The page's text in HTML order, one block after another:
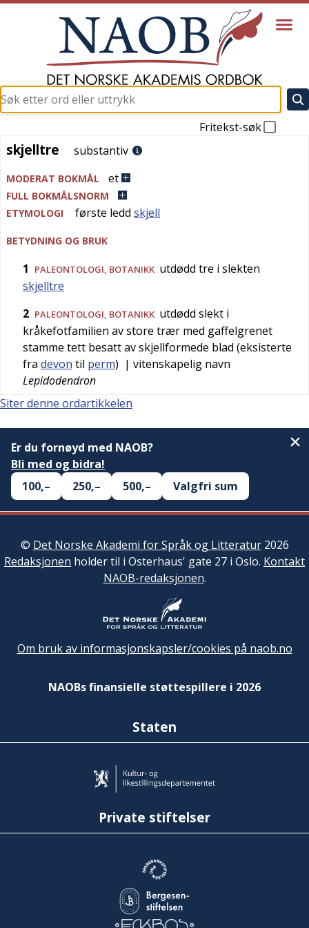
Fritekst-søk
skjelltre
skjelltre substantiv
MODERAT BOKMÅL et
FULL BOKMÅLSNORM
ETYMOLOGI
første ledd skjell
BETYDNING OG BRUK
1 PALEONTOLOGI, BOTANIKK utdødd tre i slekten
skjelltre
2 PALEONTOLOGI, BOTANIKK utdødd slekt i
kråkefotfamilien av store trær med gaffelgrenet
stamme tett besatt av skjellformede blad (eksisterte
fra devon til perm) | vitenskapelig navn
Lepidodendron
Siter denne ordartikkelen
Er du fornøyd med NAOB?
Bli med og bidra!
100,–
250,– 500,– Valgfri sum
© Det Norske Akademi for Språk og Litteratur2026
Redaksjonen holder til i Osterhaus' gate 27 i Oslo. Kontakt
NAOB-redaksjonen.
Om bruk av informasjonskapsler/cookies på naob.no
NAOBs finansielle støttespillere i 2026
Staten
Private stiftelser